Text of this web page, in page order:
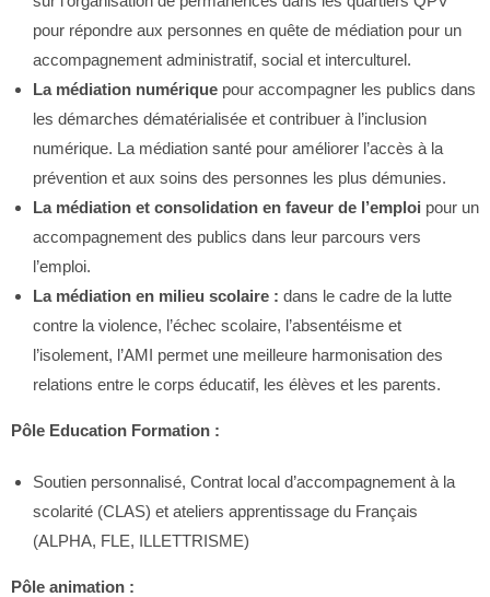
pour répondre aux personnes en quête de médiation pour un
accompagnement administratif, social et interculturel.
La médiation numérique pour accompagner les publics dans
les démarches dématérialisée et contribuer à l’inclusion
numérique. La médiation santé pour améliorer l’accès à la
prévention et aux soins des personnes les plus démunies.
La médiation et consolidation en faveur de l’emploi pour un
accompagnement des publics dans leur parcours vers
l’emploi.
La médiation en milieu scolaire : dans le cadre de la lutte
contre la violence, l’échec scolaire, l’absentéisme et
l’isolement, l’AMI permet une meilleure harmonisation des
relations entre le corps éducatif, les élèves et les parents.
Pôle Education Formation :
Soutien personnalisé, Contrat local d’accompagnement à la
scolarité (CLAS) et ateliers apprentissage du Français
(ALPHA, FLE, ILLETTRISME)
Pôle animation :